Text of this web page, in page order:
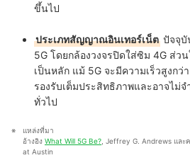
ขึ้นไป
ประเภทสัญญาณอินเทอร์เน็ต ปัจจุบั
5G โดยกล้องวงจรปิดใส่ซิม 4G ส่ว
เป็นหลัก แม้ 5G จะมีความเร็วสูงก
รองรับเต็มประสิทธิภาพและอาจไม่
ทั่วไป
แหล่งที่มา
อ้างอิง What Will 5G Be? , Jeffrey G. Andrews แล
at Austin